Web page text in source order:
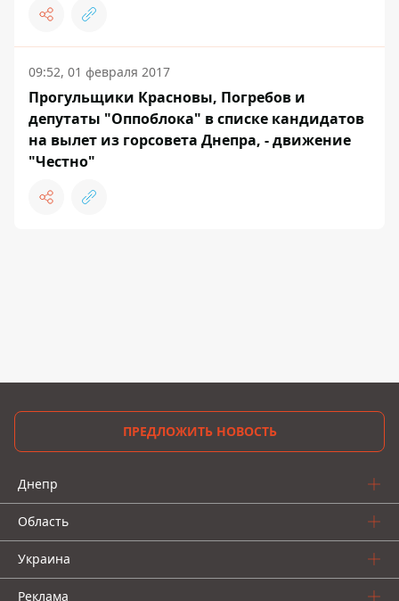
09:52, 01 февраля 2017
Прогульщики Красновы, Погребов и
депутаты "Оппоблока" в списке кандидатов
на вылет из горсовета Днепра, - движение
"Честно"
ПРЕДЛОЖИТЬ НОВОСТЬ
Днепр
Область
Украина
Реклама